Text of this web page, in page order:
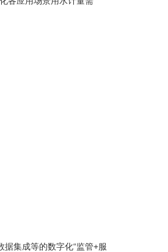
集成等的数字化“监管+服